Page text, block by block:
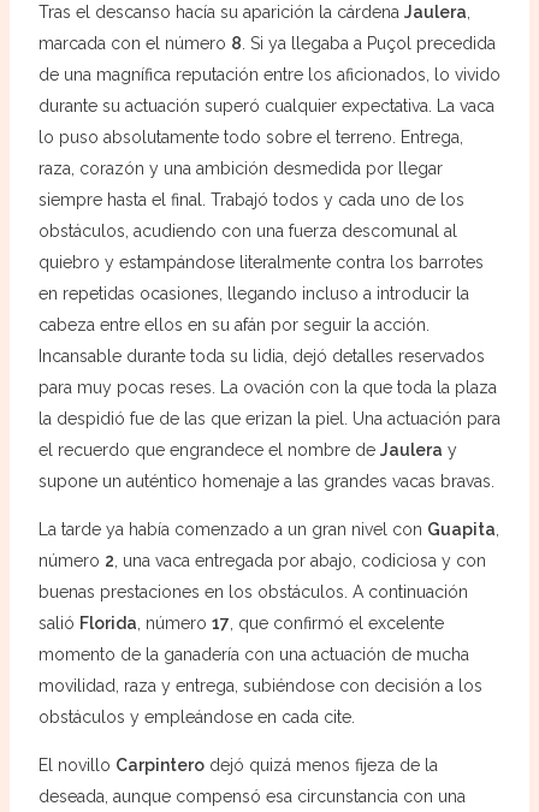
Tras el descanso hacía su aparición la cárdena Jaulera
marcada con el número 8 . Si ya llegaba a Puçol precedida
de una magnífica reputación entre los aficionados, lo vivido
durante su actuación superó cualquier expectativa. La vaca
lo puso absolutamente todo sobre el terreno. Entrega,
raza, corazón y una ambición desmedida por llegar
siempre hasta el final. Trabajó todos y cada uno de los
obstáculos, acudiendo con una fuerza descomunal al
quiebro y estampándose literalmente contra los barrotes
en repetidas ocasiones, llegando incluso a introducir la
cabeza entre ellos en su afán por seguir la acción.
Incansable durante toda su lidia, dejó detalles reservados
para muy pocas reses. La ovación con la que toda la plaza
la despidió fue de las que erizan la piel. Una actuación para
el recuerdo que engrandece el nombre de Jaulera y
supone un auténtico homenaje a las grandes vacas bravas.
La tarde ya había comenzado a un gran nivel con Guapita
número 2 , una vaca entregada por abajo, codiciosa y con
buenas prestaciones en los obstáculos. A continuación
salió Florida , número 17 , que confirmó el excelente
momento de la ganadería con una actuación de mucha
movilidad, raza y entrega, subiéndose con decisión a los
obstáculos y empleándose en cada cite.
El novillo Carpinterodejó quizá menos fijeza de la
deseada, aunque compensó esa circunstancia con una